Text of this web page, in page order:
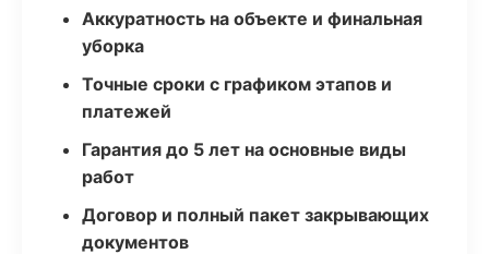
Аккуратность на объекте и финальная
уборка
Точные сроки с графиком этапов и
платежей
Гарантия до 5 лет на основные виды
работ
Договор и полный пакет закрывающих
документов